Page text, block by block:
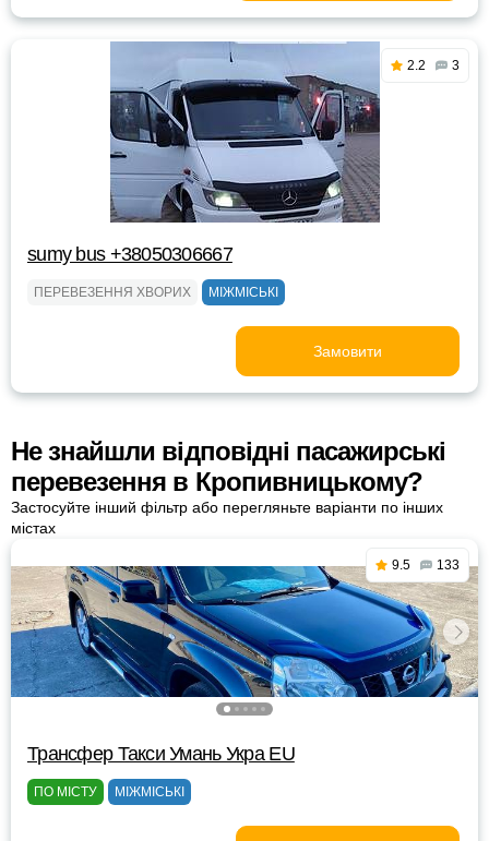
2.2 3
sumy bus +38050306667
ПЕРЕВЕЗЕННЯ ХВОРИХ МІЖМІСЬКІ
Замовити
Не знайшли відповідні пасажирські
перевезення в Кропивницькому?
Застосуйте інший фільтр або перегляньте варіанти по інших
містах
9.5 133
Трансфер Такси Умань Укра EU
ПО МІСТУ МІЖМІСЬКІ